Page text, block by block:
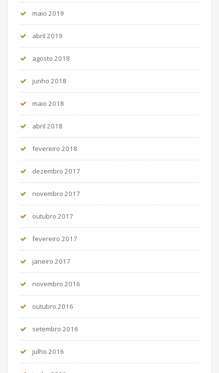
maio 2019
abril 2019
agosto 2018
junho 2018
maio 2018
abril 2018
fevereiro 2018
dezembro 2017
novembro 2017
outubro 2017
fevereiro 2017
janeiro 2017
novembro 2016
outubro 2016
setembro 2016
julho 2016